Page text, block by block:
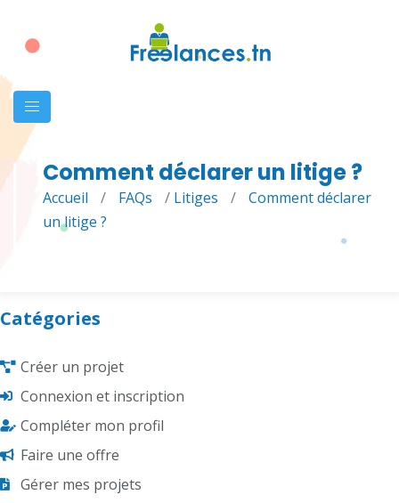
Comment déclarer un litige ?
Accueil / FAQs / Litiges /
Comment déclarer
un litige ?
Catégories
Créer un projet
Connexion et inscription
Compléter mon profil
Faire une offre
Gérer mes projets